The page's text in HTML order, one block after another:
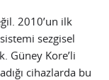
2010’un ilk
sezgisel
Güney Kore’li
cihazlarda bu